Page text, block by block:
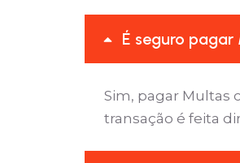
É seguro pagar
Sim, pagar Multas
transação é feita